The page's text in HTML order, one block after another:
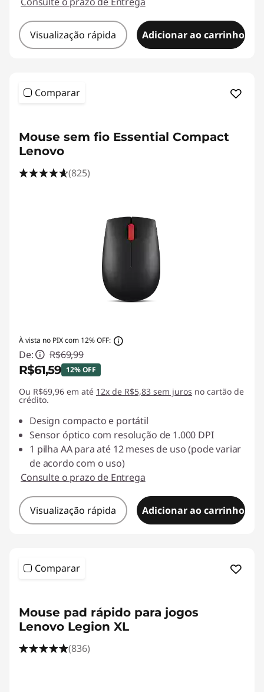
Visualização rápida Adicionar ao carrinho
Comparar
Mouse sem fio Essential Compact
Lenovo
(825)
À vista no PIX com 12% OFF:
De: R$69,99
R$61,59 12% OFF
Economias instantâneas :-R$8,40
Ou R$69,96 em até 12x de R$5,83 sem juros no cartão de
crédito.
Design compacto e portátil
Sensor óptico com resolução de 1.000 DPI
1 pilha AA para até 12 meses de uso (pode variar
de acordo com o uso)
Consulte o prazo de Entrega
Visualização rápida Adicionar ao carrinho
Comparar
Mouse pad rápido para jogos
Lenovo Legion XL
(836)